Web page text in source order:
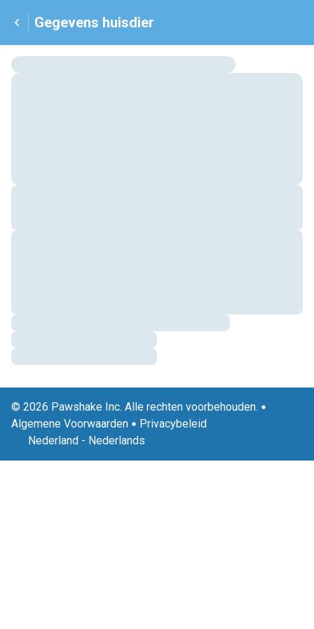
Gegevens huisdier
© 2026 Pawshake Inc. Alle rechten voorbehouden.
Algemene Voorwaarden
Privacybeleid
Nederland - Nederlands